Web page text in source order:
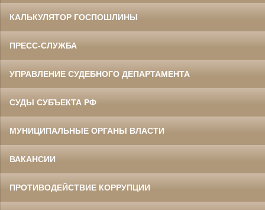
КАЛЬКУЛЯТОР ГОСПОШЛИНЫ
ПРЕСС-СЛУЖБА
УПРАВЛЕНИЕ СУДЕБНОГО ДЕПАРТАМЕНТА
СУДЫ СУБЪЕКТА РФ
МУНИЦИПАЛЬНЫЕ ОРГАНЫ ВЛАСТИ
ВАКАНСИИ
ПРОТИВОДЕЙСТВИЕ КОРРУПЦИИ